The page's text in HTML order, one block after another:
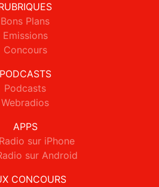
Bons Plans
Emissions
Concours
PODCASTS
Podcasts
Webradios
APPS
sur iPhone
sur Android
CONCOURS